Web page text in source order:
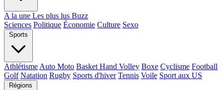
A la une Les plus lus Buzz
Sciences Politique Économie Culture Sexo
Sports
Athlétisme Auto Moto Basket Hand Volley Boxe Cyclisme Football
Golf Natation Rugby Sports d'hiver Tennis Voile Sport aux US
Régions